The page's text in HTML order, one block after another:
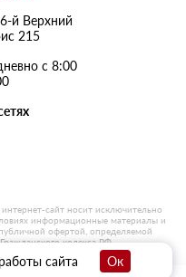
й Верхний
215
с 8:00
сайта Ок